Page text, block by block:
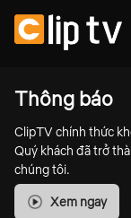
Thông báo
ClipTV chính thức
Quý khách đã trở
chúng tôi.
Xem ngay